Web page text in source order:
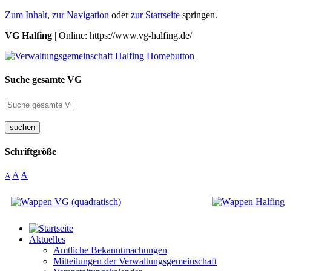
Zum Inhalt, zur Navigation oderzur Startseite springen.
VG Halfing | Online: https://www.vg-halfing.de/
Suche gesamte VG
suchen
Schriftgröße
A A A
Aktuelles
Amtliche Bekanntmachungen
Mitteilungen der Verwaltungsgemeinschaft